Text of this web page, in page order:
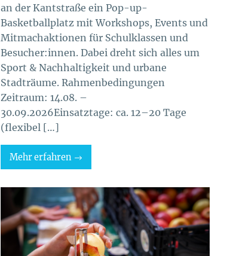
an der Kantstraße ein Pop-up-
Basketballplatz mit Workshops, Events und
Mitmachaktionen für Schulklassen und
Besucher:innen. Dabei dreht sich alles um
Sport & Nachhaltigkeit und urbane
Stadträume. Rahmenbedingungen
Zeitraum: 14.08. –
30.09.2026Einsatztage: ca. 12–20 Tage
(flexibel […]
Mehr erfahren